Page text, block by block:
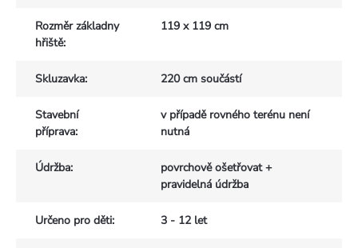
Rozměr základny
hřiště:
119 x 119 cm
Skluzavka: 220 cm součástí
Stavební
příprava:
v případě rovného terénu není
nutná
Údržba:
povrchově ošetřovat +
pravidelná údržba
Určeno pro děti: 3 - 12 let